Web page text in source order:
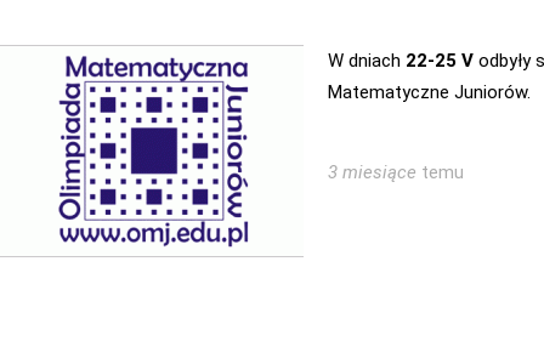
W dniach 22-25 V odbyły
Matematyczne Juniorów.
3 miesiące temu